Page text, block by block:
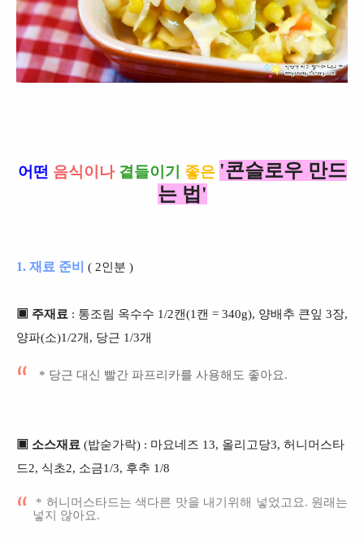
어떤 음식이나 곁들이기 좋은 '콘슬로우 만드
는 법'
1. 재료 준비 ( 2인분 )
▣ 주재료 : 통조림 옥수수 1/2캔(1캔 = 340g), 양배추 큰잎 3장,
양파(소)1/2개, 당근 1/3개
* 당근 대신 빨간 파프리카를 사용해도 좋아요.
▣ 소스재료 (밥숟가락) : 마요네즈 13, 올리고당3, 허니머스타
드2, 식초2, 소금1/3, 후추 1/8
* 허니머스타드는 색다른 맛을 내기위해 넣었고요. 원래는
넣지 않아요.